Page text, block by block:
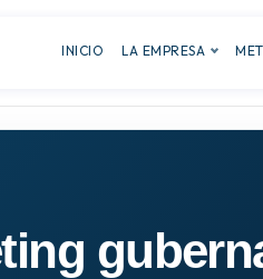
INICIO LA EMPRESA